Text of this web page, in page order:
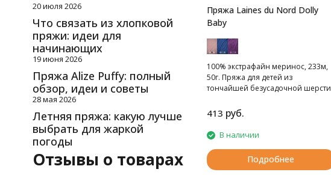
Пряжа Laines du Nord Dolly
Baby
100% экстрафайн меринос, 233м,
50г. Пряжа для детей из
тончайшей безусадочной шерсти
413 руб.
В наличии
Подробнее
20 июля 2026
Что связать из хлопковой
пряжи: идеи для
начинающих
19 июня 2026
Пряжа Alize Puffy: полный
обзор, идеи и советы
28 мая 2026
Летняя пряжа: какую лучше
выбрать для жаркой
погоды
Отзывы о товарах